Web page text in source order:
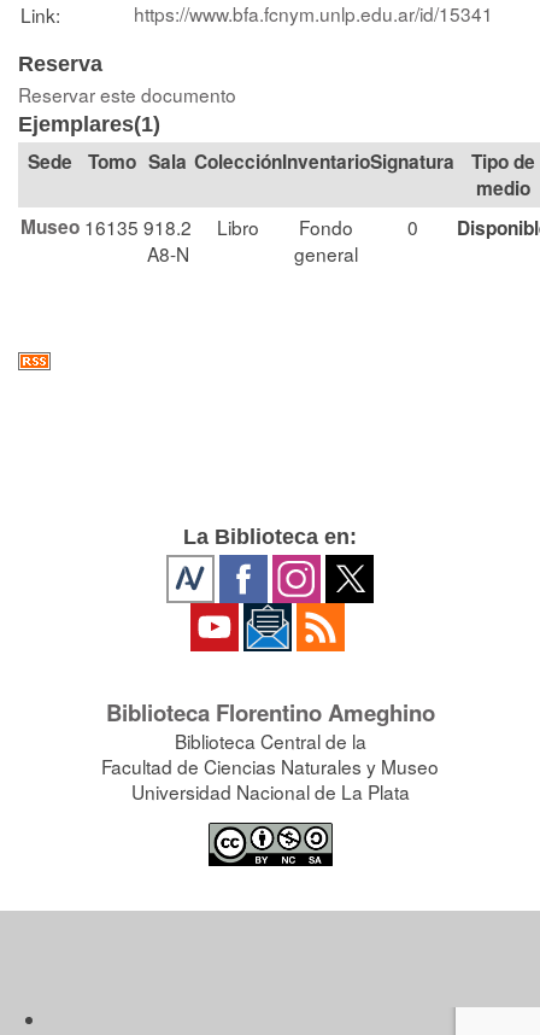
Link: https://www.bfa.fcnym.unlp.edu.ar/id/15341
Reserva
Reservar este documento
Ejemplares(1)
Tomo Sala Colección Signatura
Tipo de
medio
Museo 16135 918.2
A8-N
Libro
Fondo
general
0
La Biblioteca en:
Biblioteca Florentino Ameghino
Biblioteca Central de la
Facultad de Ciencias Naturales y Museo
Universidad Nacional de La Plata